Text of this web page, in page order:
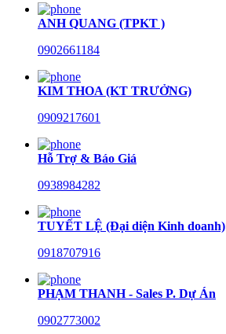
ANH QUANG (TPKT )
0902661184
KIM THOA (KT TRƯỞNG)
0909217601
Hỗ Trợ & Báo Giá
0938984282
TUYẾT LỆ (Đại diện Kinh doanh)
0918707916
PHẠM THANH - Sales P. Dự Án
0902773002